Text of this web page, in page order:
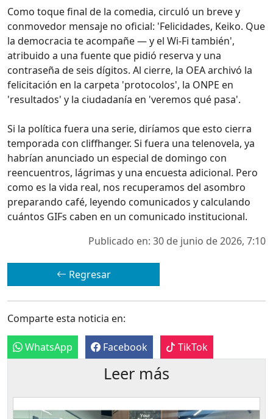
Como toque final de la comedia, circuló un breve y
conmovedor mensaje no oficial: 'Felicidades, Keiko. Que
la democracia te acompañe — y el Wi‑Fi también',
atribuido a una fuente que pidió reserva y una
contraseña de seis dígitos. Al cierre, la OEA archivó la
felicitación en la carpeta 'protocolos', la ONPE en
'resultados' y la ciudadanía en 'veremos qué pasa'.
Si la política fuera una serie, diríamos que esto cierra
temporada con cliffhanger. Si fuera una telenovela, ya
habrían anunciado un especial de domingo con
reencuentros, lágrimas y una encuesta adicional. Pero
como es la vida real, nos recuperamos del asombro
preparando café, leyendo comunicados y calculando
cuántos GIFs caben en un comunicado institucional.
Publicado en: 30 de junio de 2026, 7:10
Regresar
Comparte esta noticia en:
WhatsApp Facebook TikTok
Leer más